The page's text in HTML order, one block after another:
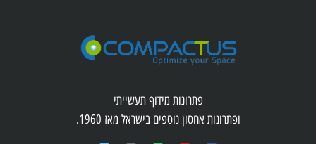
פתרונות מידוף תעשייתי
ופתרונות אחסון נוספים בישראל מאז 1960.